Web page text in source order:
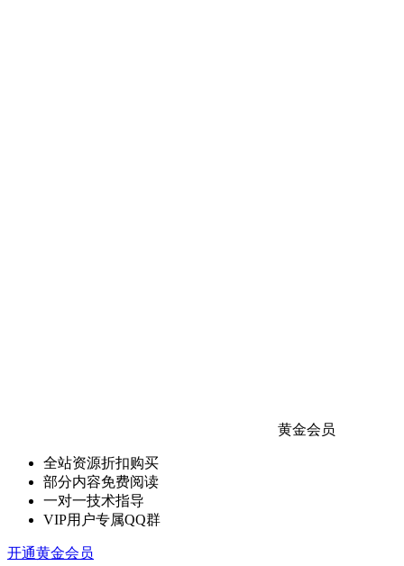
黄金会员
全站资源折扣购买
部分内容免费阅读
一对一技术指导
VIP用户专属QQ群
开通黄金会员